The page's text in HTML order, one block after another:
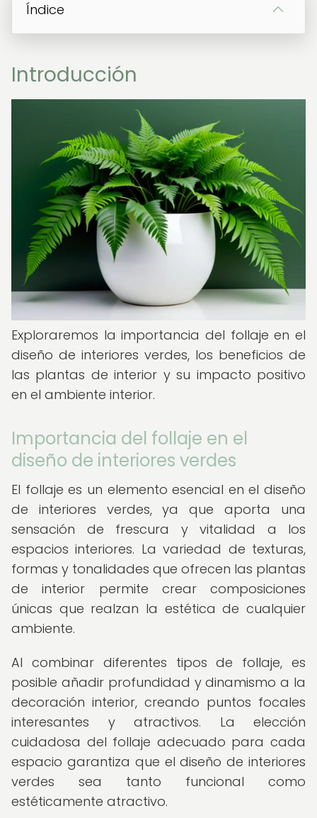
Índice
Introducción
Exploraremos la importancia del follaje en el
diseño de interiores verdes, los beneficios de
las plantas de interior y su impacto positivo
en el ambiente interior.
Importancia del follaje en el
diseño de interiores verdes
El follaje es un elemento esencial en el diseño
de interiores verdes, ya que aporta una
sensación de frescura y vitalidad a los
espacios interiores. La variedad de texturas,
formas y tonalidades que ofrecen las plantas
de interior permite crear composiciones
únicas que realzan la estética de cualquier
ambiente.
Al combinar diferentes tipos de follaje, es
posible añadir profundidad y dinamismo a la
decoración interior, creando puntos focales
interesantes y atractivos. La elección
cuidadosa del follaje adecuado para cada
espacio garantiza que el diseño de interiores
verdes sea tanto funcional como
estéticamente atractivo.